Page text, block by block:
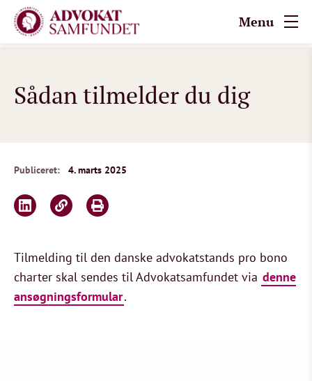
Menu
Sådan tilmelder du dig
Publiceret: 4. marts 2025
Tilmelding til den danske advokatstands pro bono
charter skal sendes til Advokatsamfundet via denne
ansøgningsformular.